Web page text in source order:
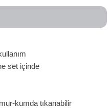
set içinde
kumda tıkanabilir